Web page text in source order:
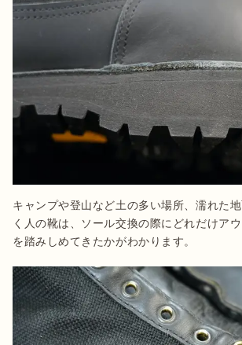
キャンプや登山など土の多い場所、濡れた
く人の靴は、ソール交換の際にどれだけア
を踏みしめてきたかがわかります。